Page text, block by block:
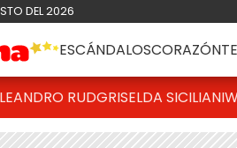
DEL 2026
ESCÁNDALOSCORAZÓN
LEANDRO RUDGRISELDA SICILIANI